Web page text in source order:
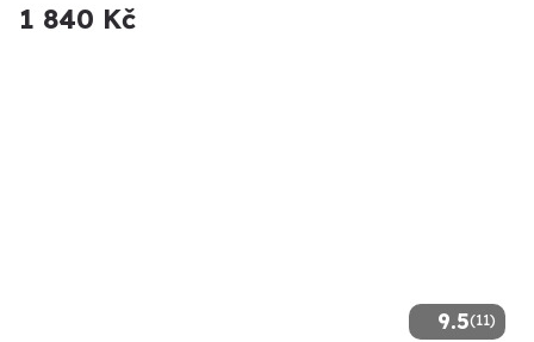
1 840 Kč
9.5(11)